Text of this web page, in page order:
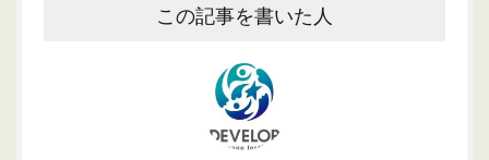
この記事を書いた人